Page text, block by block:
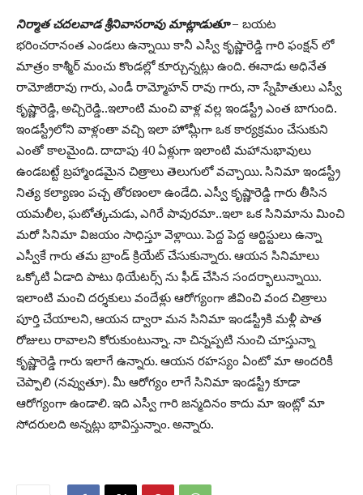
నిర్మాత చదలవాడ శ్రీనివాసరావు మాట్లాడుతూ– బయట
భరించరానంత ఎండలు ఉన్నాయి కానీ ఎస్వీ కృష్ణారెడ్డి గారి ఫంక్షన్ లో
మాత్రం కాశ్మీర్ మంచు కొండల్లో కూర్చున్నట్లు ఉంది. ఈనాడు అధినేత
రామోజీరావు గారు, ఎండీ రామ్మోహన్ రావు గారు, నా స్నేహితులు ఎస్వీ
కృష్ణారెడ్డి, అచ్చిరెడ్డి..ఇలాంటి మంచి వాళ్ల వల్ల ఇండస్ట్రీ ఎంత బాగుంది.
ఇండస్ట్రీలోని వాళ్లంతా వచ్చి ఇలా హోమ్లీగా ఒక కార్యక్రమం చేసుకుని
ఎంతో కాలమైంది. దాదాపు 40 ఏళ్లుగా ఇలాంటి మహానుభావులు
ఉండబట్టే బ్రహ్మాండమైన చిత్రాలు తెలుగులో వచ్చాయి. సినిమా ఇండస్ట్రీ
నిత్య కల్యాణం పచ్చ తోరణంలా ఉండేది. ఎస్వీ కృష్ణారెడ్డి గారు తీసిన
యమలీల, ఘటోత్కచుడు, ఎగిరే పావురమా..ఇలా ఒక సినిమాను మించి
మరో సినిమా విజయం సాధిస్తూ వెళ్లాయి. పెద్ద పెద్ద ఆర్టిస్టులు ఉన్నా
ఎస్వీకే గారు తమ బ్రాండ్ క్రియేట్ చేసుకున్నారు. ఆయన సినిమాలు
ఒక్కోటి ఏడాది పాటు థియేటర్స్ ను ఫీడ్ చేసిన సందర్భాలున్నాయి.
ఇలాంటి మంచి దర్శకులు వందేళ్లు ఆరోగ్యంగా జీవించి వంద చిత్రాలు
పూర్తి చేయాలని, ఆయన ద్వారా మన సినిమా ఇండస్ట్రీకి మళ్లీ పాత
రోజులు రావాలని కోరుకుంటున్నా. నా చిన్నప్పటి నుంచి చూస్తున్నా
కృష్ణారెడ్డి గారు ఇలాగే ఉన్నారు. ఆయన రహస్యం ఏంటో మా అందరికీ
చెప్పాలి (నవ్వుతూ). మీ ఆరోగ్యం లాగే సినిమా ఇండస్ట్రీ కూడా
ఆరోగ్యంగా ఉండాలి. ఇది ఎస్వీ గారి జన్మదినం కాదు మా ఇంట్లో మా
సోదరులది అన్నట్లు భావిస్తున్నాం. అన్నారు.